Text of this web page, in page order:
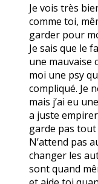
Je vois très
comme toi,
garder pour
Je sais que le
une mauvaise
moi une psy
compliqué. Je
mais j’ai eu
a juste
garde pas
N’attend pas
changer les
sont quand